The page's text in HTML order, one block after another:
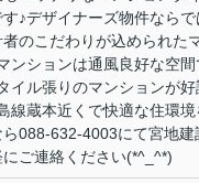
♪デザイナーズ物件ならで
のこだわりが込められた
ンションは通風良好な空間
イル張りのマンションが好
線蔵本近くで快適な住環境
ら088-632-4003にて宮地建
ご連絡ください(*^_^*)